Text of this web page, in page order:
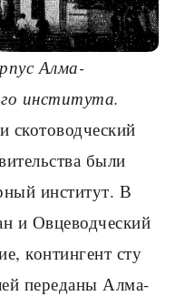
Алма-
института.
скотоводческий
были
институт. В
и Овцеводческий
контингент сту
переданы Алма-